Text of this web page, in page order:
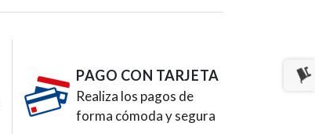
PAGO CON TARJETA
Realiza los pagos de
forma cómoda y segura